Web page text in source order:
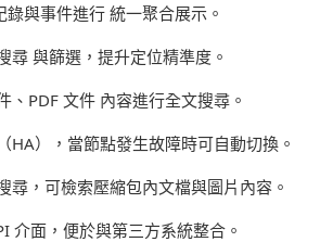
與事件進行 統一聚合展示。
尋 與篩選，提升定位精準度。
、PDF 文件 內容進行全文搜尋。
HA），當節點發生故障時可自動切換。
尋，可檢索壓縮包內文檔與圖片內容。
介面，便於與第三方系統整合。